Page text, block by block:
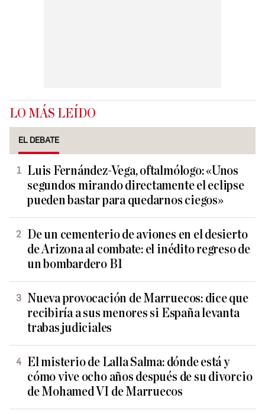
LO MÁS LEÍDO
EL DEBATE
Luis Fernández-Vega, oftalmólogo: «Unos
segundos mirando directamente el eclipse
pueden bastar para quedarnos ciegos»
De un cementerio de aviones en el desierto
de Arizona al combate: el inédito regreso de
un bombardero B1
Nueva provocación de Marruecos: dice que
recibiría a sus menores si España levanta
trabas judiciales
El misterio de Lalla Salma: dónde está y
cómo vive ocho años después de su divorcio
de Mohamed VI de Marruecos